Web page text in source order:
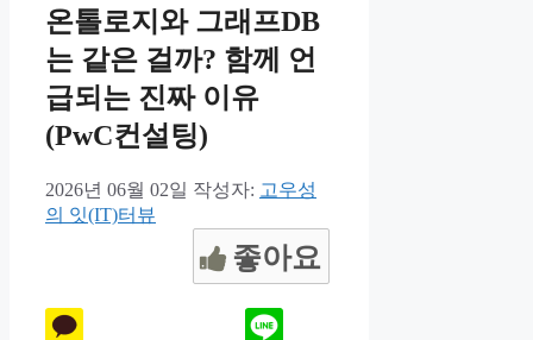
온톨로지와 그래프DB
는 같은 걸까? 함께 언
급되는 진짜 이유
(PwC컨설팅)
2026년 06월 02일 작성자: 고우성
의 잇(IT)터뷰
좋아요